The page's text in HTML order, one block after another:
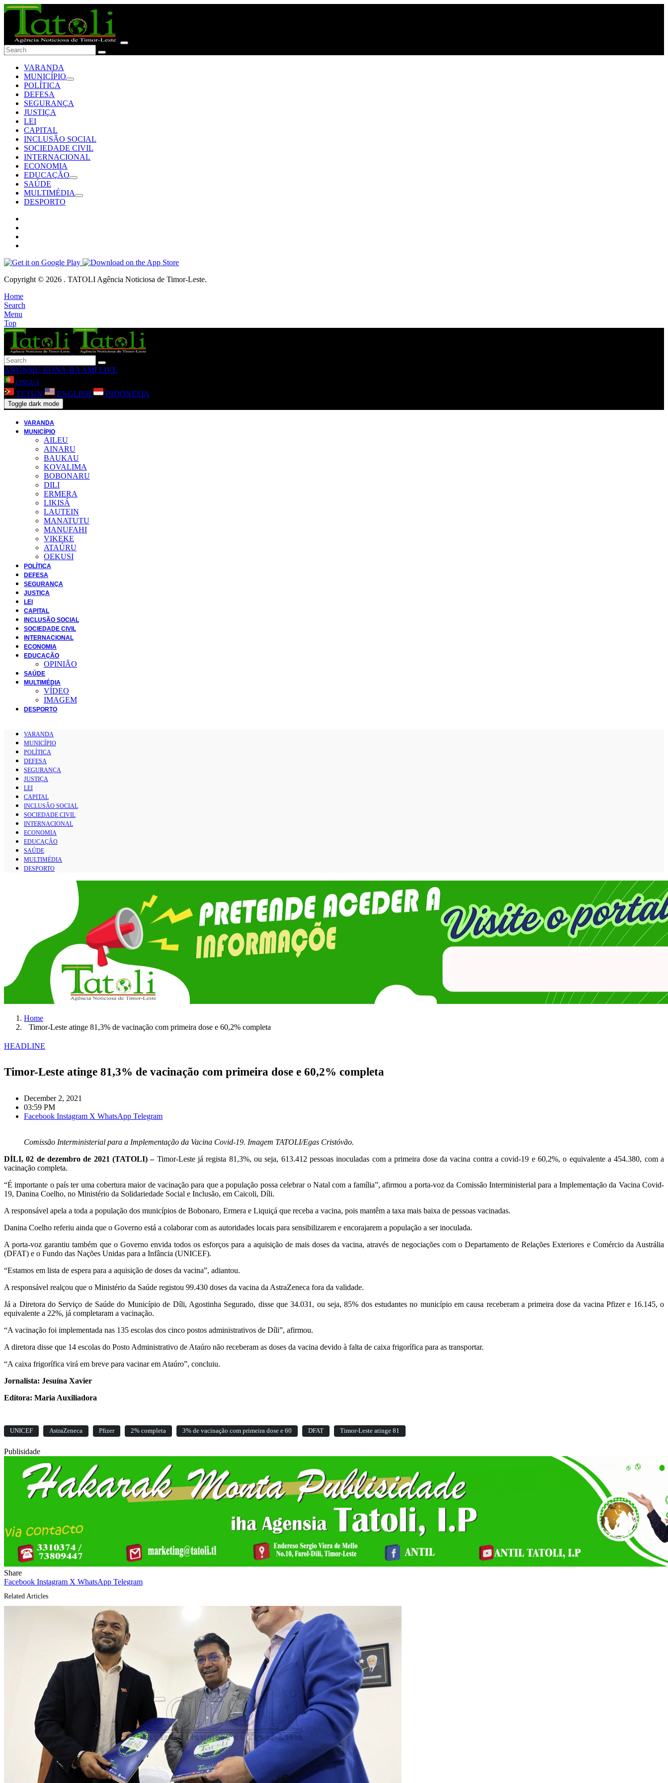
VARANDA
MUNICÍPIO
POLÍTICA
DEFESA
SEGURANÇA
JUSTIÇA
LEI
CAPITAL
INCLUSÃO SOCIAL
SOCIEDADE CIVIL
INTERNACIONAL
ECONOMIA
EDUCAÇÃO
SAÚDE
MULTIMÉDIA
DESPORTO
Copyright © 2026 . TATOLI Agência Noticiosa de Timor-Leste.
Home
Search
Menu
Top
ANUNSIU KONA-BA AMI LIVE
LINGUA
TETUN ENGLISH INDONESIA
Toggle dark mode
VARANDA
MUNICÍPIO
AILEU
AINARU
BAUKAU
KOVALIMA
BOBONARU
DILI
ERMERA
LIKISÁ
LAUTEIN
MANATUTU
MANUFAHI
VIKEKE
ATAÚRU
OEKUSI
POLÍTICA
DEFESA
SEGURANÇA
JUSTIÇA
LEI
CAPITAL
INCLUSÃO SOCIAL
SOCIEDADE CIVIL
INTERNACIONAL
ECONOMIA
EDUCAÇÃO
OPINIÃO
SAÚDE
MULTIMÉDIA
VÍDEO
IMAGEM
DESPORTO
VARANDA
MUNICÍPIO
POLÍTICA
DEFESA
SEGURANÇA
JUSTIÇA
LEI
CAPITAL
INCLUSÃO SOCIAL
SOCIEDADE CIVIL
INTERNACIONAL
ECONOMIA
EDUCAÇÃO
SAÚDE
MULTIMÉDIA
DESPORTO
Home
Timor-Leste atinge 81,3% de vacinação com primeira dose e 60,2% completa
HEADLINE
Timor-Leste atinge 81,3% de vacinação com primeira dose e 60,2% completa
December 2, 2021
03:59 PM
Facebook Instagram X WhatsApp Telegram
Comissão Interministerial para a Implementação da Vacina Covid-19. Imagem TATOLI/Egas Cristóvão.
DÍLI, 02 de dezembro de 2021 (TATOLI) –Timor-Leste já regista 81,3%, ou seja, 613.412 pessoas inoculadas com a primeira dose da vacina contra a covid-19 e 60,2%, o equivalente a 454.380, com a
vacinação completa.
“É importante o país ter uma cobertura maior de vacinação para que a população possa celebrar o Natal com a família”, afirmou a porta-voz da Comissão Interministerial para a Implementação da Vacina Covid-
19, Danina Coelho, no Ministério da Solidariedade Social e Inclusão, em Caicoli, Díli.
A responsável apela a toda a população dos municípios de Bobonaro, Ermera e Liquiçá que receba a vacina, pois mantêm a taxa mais baixa de pessoas vacinadas.
Danina Coelho referiu ainda que o Governo está a colaborar com as autoridades locais para sensibilizarem e encorajarem a população a ser inoculada.
A porta-voz garantiu também que o Governo envida todos os esforços para a aquisição de mais doses da vacina, através de negociações com o Departamento de Relações Exteriores e Comércio da Austrália
(DFAT) e o Fundo das Nações Unidas para a Infância (UNICEF).
“Estamos em lista de espera para a aquisição de doses da vacina”, adiantou.
A responsável realçou que o Ministério da Saúde registou 99.430 doses da vacina da AstraZeneca fora da validade.
Já a Diretora do Serviço de Saúde do Município de Díli, Agostinha Segurado, disse que 34.031, ou seja, 85% dos estudantes no município em causa receberam a primeira dose da vacina Pfizer e 16.145, o
equivalente a 22%, já completaram a vacinação.
“A vacinação foi implementada nas 135 escolas dos cinco postos administrativos de Díli”, afirmou.
A diretora disse que 14 escolas do Posto Administrativo de Ataúro não receberam as doses da vacina devido à falta de caixa frigorífica para as transportar.
“A caixa frigorífica virá em breve para vacinar em Ataúro”, concluiu.
Jornalista: Jesuína Xavier
Editora: Maria Auxiliadora
UNICEF AstraZeneca Pfizer 2% completa 3% de vacinação com primeira dose e 60 DFAT Timor-Leste atinge 81
Publisidade
Share
Facebook Instagram X WhatsApp Telegram
Related Articles